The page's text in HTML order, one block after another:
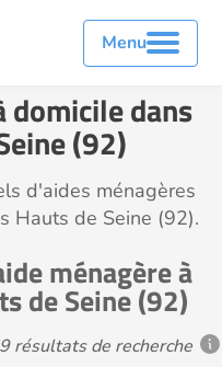
Menu
domicile dans
(92)
d'aides ménagères
Hauts de Seine (92).
ménagère à
de Seine (92)
résultats de recherche